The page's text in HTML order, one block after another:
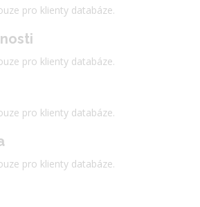
pro klienty databáze.
pro klienty databáze.
pro klienty databáze.
pro klienty databáze.